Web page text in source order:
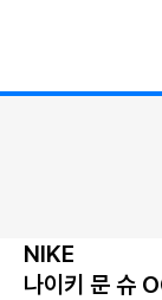
NIKE
나이키 문 슈